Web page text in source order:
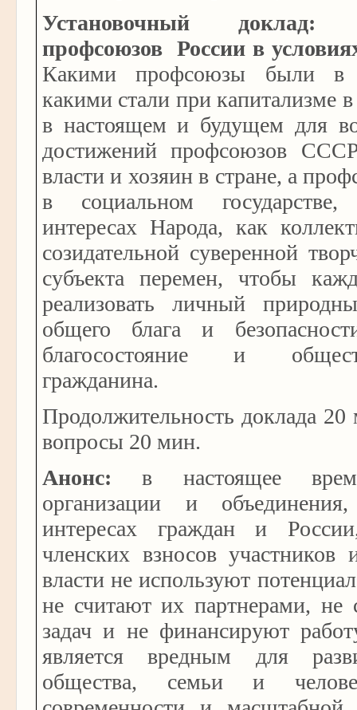
Установочный
профсоюзов России в
Какими профсоюзы были в
какими стали при капитализме
в настоящем и будущем для
достижений профсоюзов
власти и хозяин в стране, а
в социальном
интересах Народа, как
созидательной суверенной
субъекта перемен, чтобы
реализовать личный
общего блага и
благосостояние и
гражданина.
Продолжительность доклада
вопросы 20 мин.
Анонс: в настоящее
организации и
интересах граждан и
членских взносов участников
власти не используют
не считают их партнерами, не
задач и не финансируют
является вредным для
общества, семьи и